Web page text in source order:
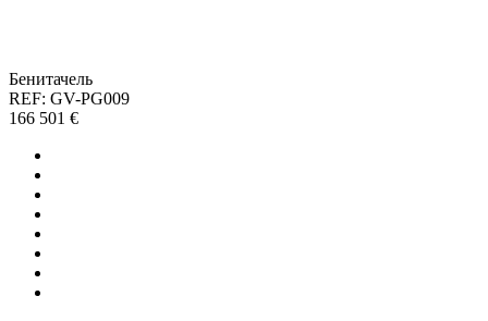
Бенитачель
REF: GV-PG009
166 501 €